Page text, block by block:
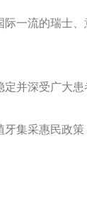
际一流的瑞士
并深受广大患
集采惠民政